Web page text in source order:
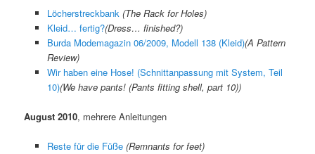
Löcherstreckbank (The Rack for Holes)
Kleid… fertig?(Dress… finished?)
Burda Modemagazin 06/2009, Modell 138 (Kleid)(A Pattern
Review)
Wir haben eine Hose! (Schnittanpassung mit System, Teil
10)(We have pants! (Pants fitting shell, part 10))
August 2010, mehrere Anleitungen
Reste für die Füße(Remnants for feet)